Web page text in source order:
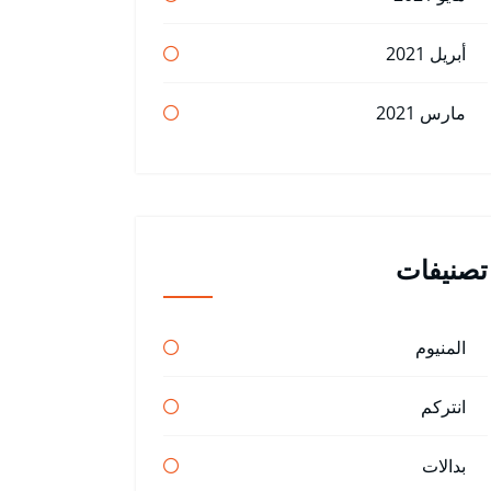
أبريل 2021
مارس 2021
تصنيفات
المنيوم
انتركم
بدالات